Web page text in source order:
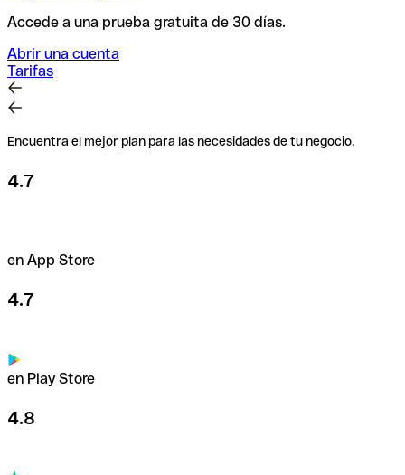
Accede a una prueba gratuita de 30 días.
Abrir una cuenta
Tarifas
Encuentra el mejor plan para las necesidades de tu negocio.
4.7
en App Store
4.7
en Play Store
4.8